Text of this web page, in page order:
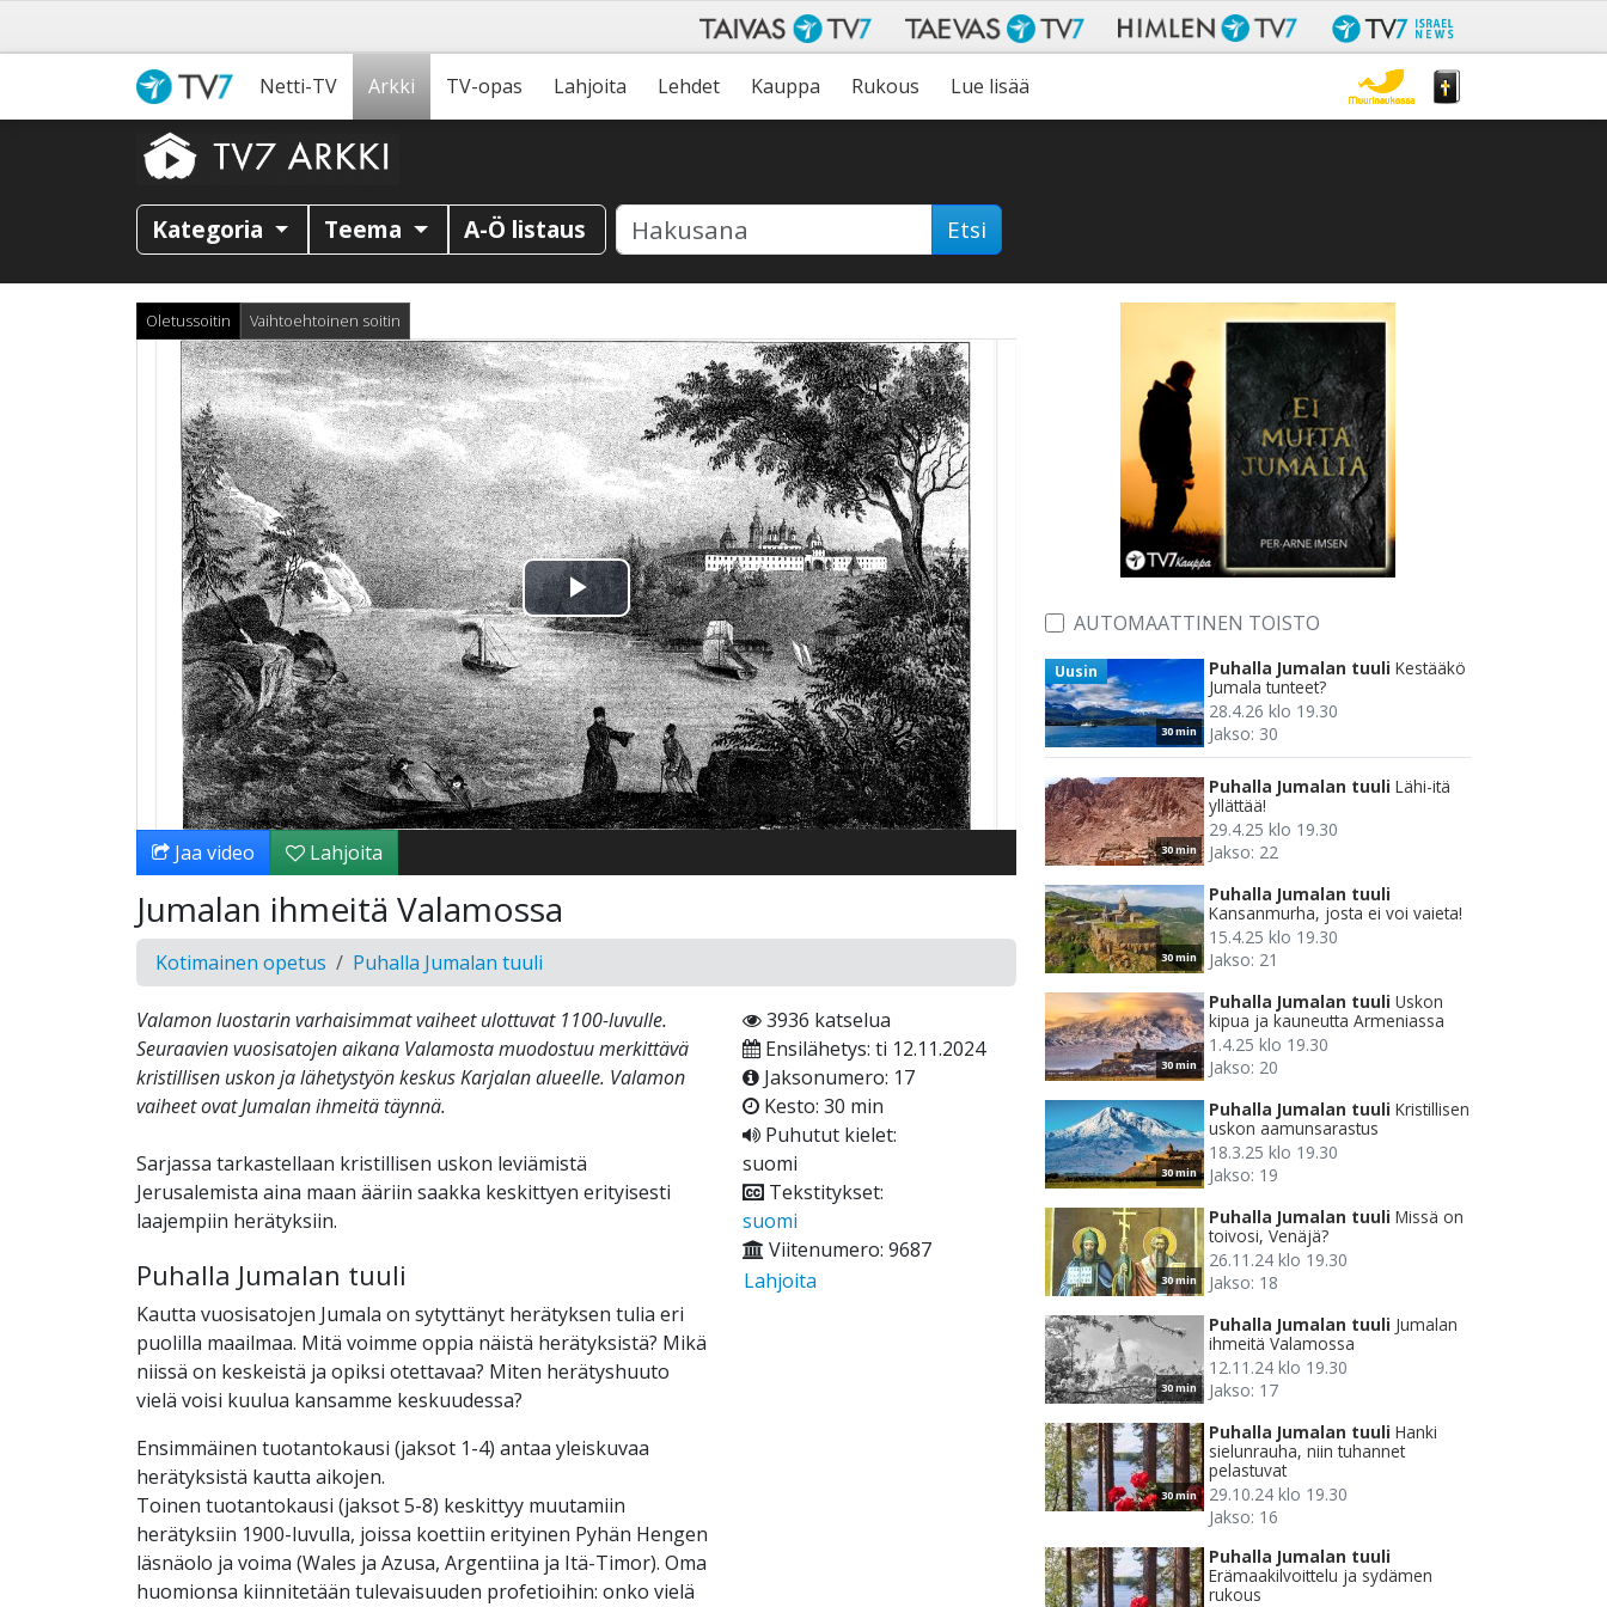
Netti-TV Arkki TV-opas Lahjoita Lehdet Kauppa Rukous Lue lisää
Kategoria Teema A-Ö listaus Etsi
Oletussoitin Vaihtoehtoinen soitin
Toista
Video
Jaa video Lahjoita
Jumalan ihmeitä Valamossa
Kotimainen opetus Puhalla Jumalan tuuli
Valamon luostarin varhaisimmat vaiheet ulottuvat 1100-luvulle.
Seuraavien vuosisatojen aikana Valamosta muodostuu merkittävä
kristillisen uskon ja lähetystyön keskus Karjalan alueelle. Valamon
vaiheet ovat Jumalan ihmeitä täynnä.
Sarjassa tarkastellaan kristillisen uskon leviämistä
Jerusalemista aina maan ääriin saakka keskittyen erityisesti
laajempiin herätyksiin.
Puhalla Jumalan tuuli
Kautta vuosisatojen Jumala on sytyttänyt herätyksen tulia eri
puolilla maailmaa. Mitä voimme oppia näistä herätyksistä? Mikä
niissä on keskeistä ja opiksi otettavaa? Miten herätyshuuto
vielä voisi kuulua kansamme keskuudessa?
Ensimmäinen tuotantokausi (jaksot 1-4) antaa yleiskuvaa
herätyksistä kautta aikojen.
Toinen tuotantokausi (jaksot 5-8) keskittyy muutamiin
herätyksiin 1900-luvulla, joissa koettiin erityinen Pyhän Hengen
läsnäolo ja voima (Wales ja Azusa, Argentiina ja Itä-Timor). Oma
huomionsa kiinnitetään tulevaisuuden profetioihin: onko vielä
3936 katselua
Ensilähetys: ti 12.11.2024
Jaksonumero: 17
Kesto: 30 min
Puhutut kielet:
suomi
Tekstitykset:
suomi
Viitenumero: 9687
Lahjoita
AUTOMAATTINEN TOISTO
30 min
Uusin Puhalla Jumalan tuuli Kestääkö
Jumala tunteet?
28.4.26 klo 19.30
Jakso: 30
30 min
Puhalla Jumalan tuuli Lähi-itä
yllättää!
29.4.25 klo 19.30
Jakso: 22
30 min
Puhalla Jumalan tuuli
Kansanmurha, josta ei voi vaieta!
15.4.25 klo 19.30
Jakso: 21
30 min
Puhalla Jumalan tuuli Uskon
kipua ja kauneutta Armeniassa
1.4.25 klo 19.30
Jakso: 20
30 min
Puhalla Jumalan tuuli Kristillisen
uskon aamunsarastus
18.3.25 klo 19.30
Jakso: 19
30 min
Puhalla Jumalan tuuli Missä on
toivosi, Venäjä?
26.11.24 klo 19.30
Jakso: 18
30 min
Puhalla Jumalan tuuli Jumalan
ihmeitä Valamossa
12.11.24 klo 19.30
Jakso: 17
30 min
Puhalla Jumalan tuuli Hanki
sielunrauha, niin tuhannet
pelastuvat
29.10.24 klo 19.30
Jakso: 16
Puhalla Jumalan tuuli
Erämaakilvoittelu ja sydämen
rukous